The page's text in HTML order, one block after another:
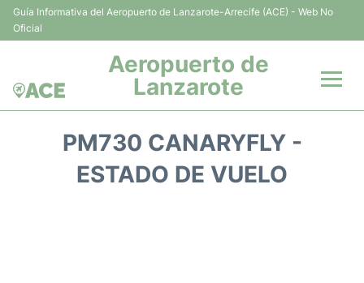
Guía Informativa del Aeropuerto de Lanzarote-Arrecife (ACE) - Web No
Oficial
Aeropuerto de
Lanzarote
PM730 CANARYFLY -
ESTADO DE VUELO